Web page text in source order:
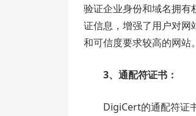
验证企业身份和域名拥有
证信息，增强了用户对网
和可信度要求较高的网站。
3、通配符证书：
DigiCert的通配符证